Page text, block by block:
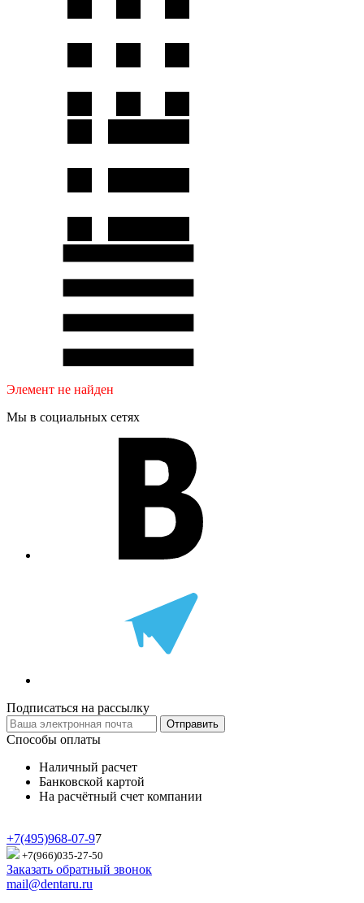
Элемент не найден
Мы в социальных сетях
Подписаться на рассылку
Отправить
Способы оплаты
Наличный расчет
Банковской картой
На расчётный счет компании
+7(495)968-07-97
+7(966)035-27-50
Заказать обратный звонок
mail@dentaru.ru